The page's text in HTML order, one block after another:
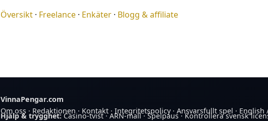
Översikt · Freelance · Enkäter · Blogg & affiliate
VinnaPengar.com
Om oss · Redaktionen· Kontakt · Integritetspolicy· Ansvarsfullt spel · English
Hjälp & trygghet: Casino-tvist·ARN-mall·Spelpaus·Kontrollera svensk